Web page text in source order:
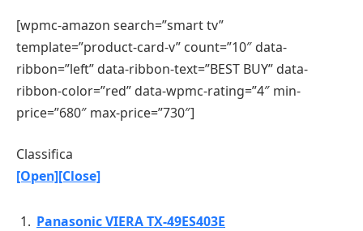
[wpmc-amazon search=”smart tv”
template=”product-card-v” count=”10″ data-
ribbon=”left” data-ribbon-text=”BEST BUY” data-
ribbon-color=”red” data-wpmc-rating=”4″ min-
price=”680″ max-price=”730″]
Classifica
[Open][Close]
Panasonic VIERA TX-49ES403E